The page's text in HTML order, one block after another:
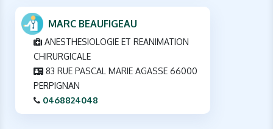
MARC BEAUFIGEAU
ANESTHESIOLOGIE ET REANIMATION
CHIRURGICALE
83 RUE PASCAL MARIE AGASSE 66000
PERPIGNAN
0468824048